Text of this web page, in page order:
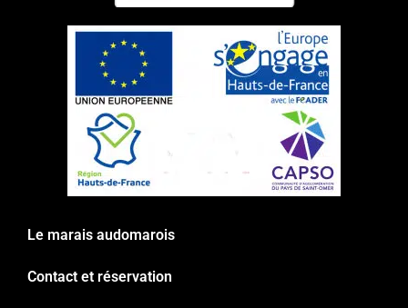
Le marais audomarois
Contact et réservation